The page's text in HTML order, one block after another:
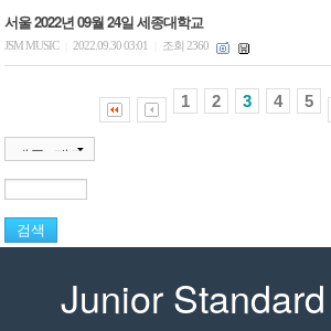
서울 2022년 09월 24일 세종대학교
JSM MUSIC 2022.09.30 03:01 조회 2360
1 2 3 4 5
Junior